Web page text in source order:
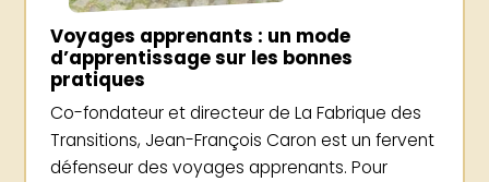
Voyages apprenants : un mode
d’apprentissage sur les bonnes
pratiques
Co-fondateur et directeur de La Fabrique des
Transitions, Jean-François Caron est un fervent
défenseur des voyages apprenants. Pour